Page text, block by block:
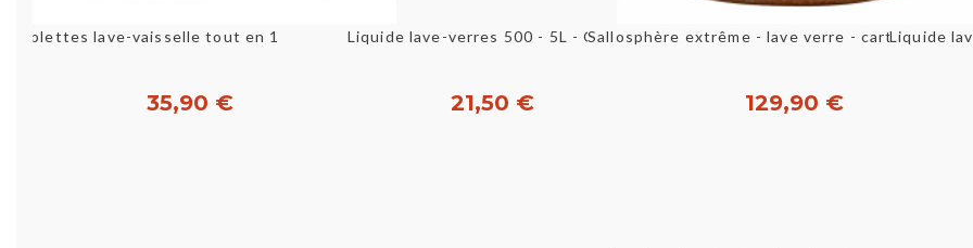
Aperçu rapide
Tablettes lave-vaisselle tout en 1 - SUN Prof
35,90 €
Aperçu rapide
Liquide lave-verres 500 - 5L - Orlave
21,50 €
Aperçu rapide
129,90 €